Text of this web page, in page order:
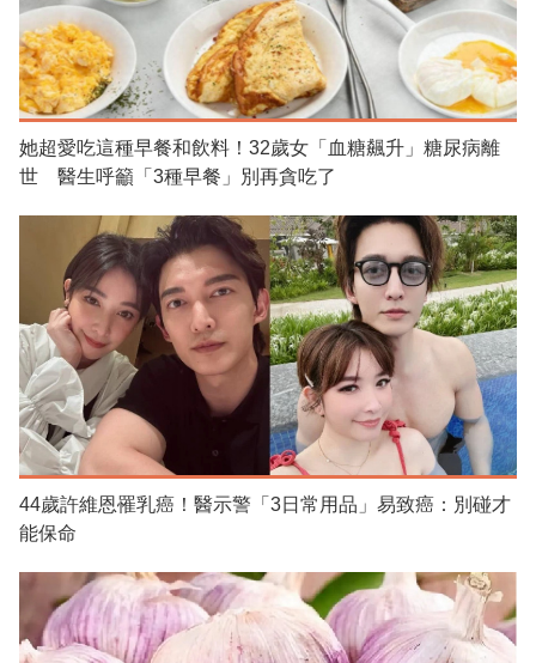
她超愛吃這種早餐和飲料！32歲女「血糖飆升」糖尿病離
世 醫生呼籲「3種早餐」別再貪吃了
44歲許維恩罹乳癌！醫示警「3日常用品」易致癌：別碰才
能保命